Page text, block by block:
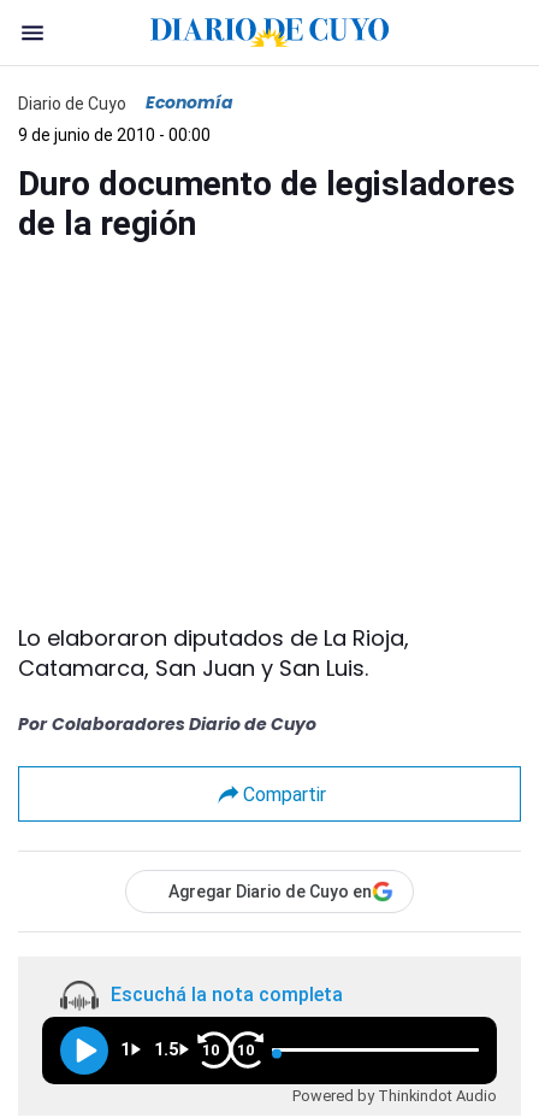
Diario de Cuyo Economía
9 de junio de 2010 - 00:00
Duro documento de legisladores
de la región
Lo elaboraron diputados de La Rioja,
Catamarca, San Juan y San Luis.
Por Colaboradores Diario de Cuyo
Compartir
Agregar Diario de Cuyo en
Escuchá la nota completa
1 1.5 10 10
Powered by Thinkindot Audio